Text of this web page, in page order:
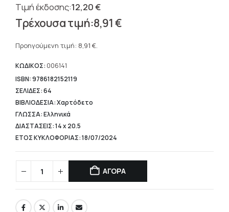
12,20€
Original
price
12,20 €.
8,91€
τρέχουσα
είναι:
8,91 €.
Προηγούμενη τιμή: 8,91 €.
ΚΩΔΙΚΟΣ: 006141
ISBN: 9786182152119
ΣΕΛΙΔΕΣ: 64
ΒΙΒΛΙΟΔΕΣΙΑ: Χαρτόδετο
ΓΛΩΣΣΑ: Ελληνικά
ΔΙΑΣΤΑΣΕΙΣ: 14 x 20.5
ΕΤΟΣ ΚΥΚΛΟΦΟΡΙΑΣ: 18/07/2024
ΑΓΟΡΑ